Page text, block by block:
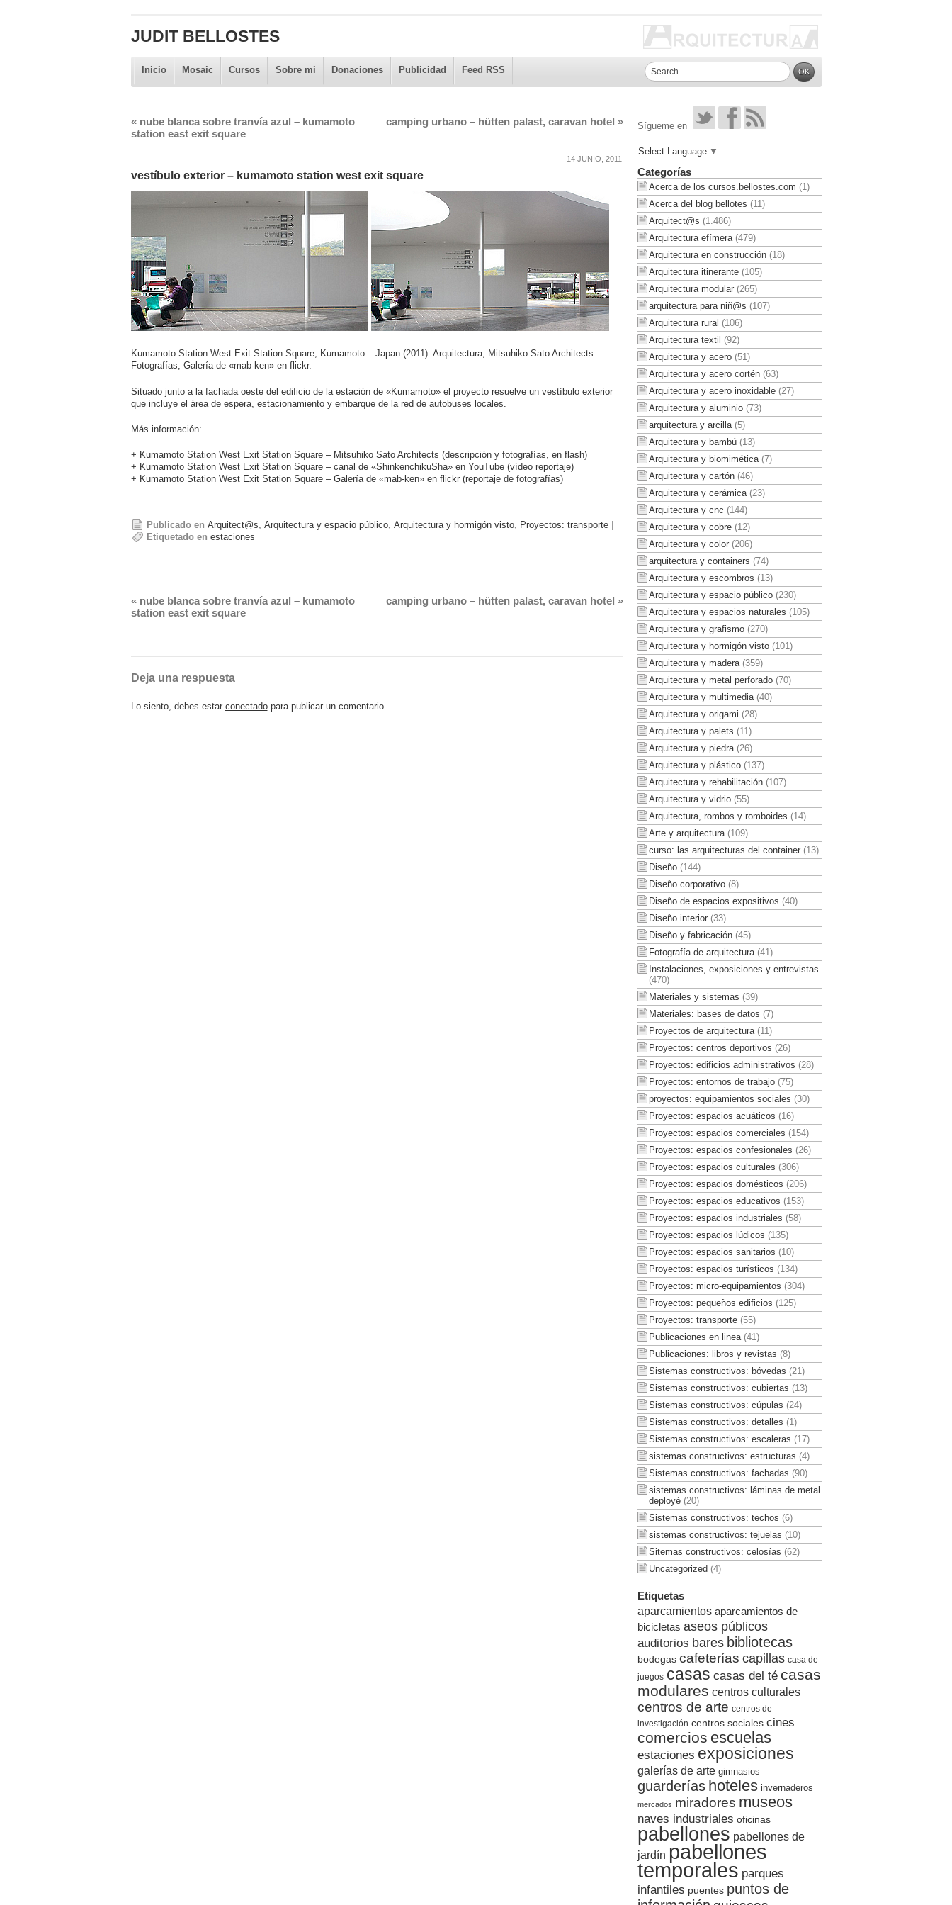
JUDIT BELLOSTES
Inicio Mosaic Cursos Sobre mi Donaciones Publicidad Feed RSS
«nube blanca sobre tranvía azul – kumamoto
station east exit square
camping urbano – hütten palast, caravan hotel »
14 JUNIO, 2011
vestíbulo exterior – kumamoto station west exit square
Kumamoto Station West Exit Station Square, Kumamoto – Japan (2011). Arquitectura, Mitsuhiko Sato Architects.
Fotografías, Galería de «mab-ken» en flickr.
Situado junto a la fachada oeste del edificio de la estación de «Kumamoto» el proyecto resuelve un vestíbulo exterior
que incluye el área de espera, estacionamiento y embarque de la red de autobuses locales.
Más información:
+ Kumamoto Station West Exit Station Square – Mitsuhiko Sato Architects (descripción y fotografías, en flash)
+ Kumamoto Station West Exit Station Square – canal de «ShinkenchikuSha» en YouTube(vídeo reportaje)
+ Kumamoto Station West Exit Station Square – Galería de «mab-ken» en flickr(reportaje de fotografías)
Publicado en Arquitect@s, Arquitectura y espacio público, Arquitectura y hormigón visto, Proyectos: transporte
Etiquetado en estaciones
«nube blanca sobre tranvía azul – kumamoto
station east exit square
camping urbano – hütten palast, caravan hotel »
Deja una respuesta
Lo siento, debes estar conectadopara publicar un comentario.
Sígueme en
Select Language ▼
Categorías
Acerca de los cursos.bellostes.com (1)
Acerca del blog bellotes (11)
Arquitect@s (1.486)
Arquitectura efímera(479)
Arquitectura en construcción(18)
Arquitectura itinerante(105)
Arquitectura modular(265)
arquitectura para niñ@s (107)
Arquitectura rural (106)
Arquitectura textil (92)
Arquitectura y acero(51)
Arquitectura y acero cortén(63)
Arquitectura y acero inoxidable(27)
Arquitectura y aluminio(73)
arquitectura y arcilla(5)
Arquitectura y bambú(13)
Arquitectura y biomimética(7)
Arquitectura y cartón(46)
Arquitectura y cerámica(23)
Arquitectura y cnc (144)
Arquitectura y cobre(12)
Arquitectura y color(206)
arquitectura y containers (74)
Arquitectura y escombros (13)
Arquitectura y espacio público(230)
Arquitectura y espacios naturales (105)
Arquitectura y grafismo(270)
Arquitectura y hormigón visto(101)
Arquitectura y madera(359)
Arquitectura y metal perforado(70)
Arquitectura y multimedia(40)
Arquitectura y origami (28)
Arquitectura y palets (11)
Arquitectura y piedra(26)
Arquitectura y plástico(137)
Arquitectura y rehabilitación(107)
Arquitectura y vidrio(55)
Arquitectura, rombos y romboides (14)
Arte y arquitectura(109)
curso: las arquitecturas del container(13)
Diseño(144)
Diseño corporativo(8)
Diseño de espacios expositivos (40)
Diseño interior(33)
Diseño y fabricación(45)
Fotografía de arquitectura(41)
Instalaciones, exposiciones y entrevistas
(470)
Materiales y sistemas (39)
Materiales: bases de datos (7)
Proyectos de arquitectura(11)
Proyectos: centros deportivos (26)
Proyectos: edificios administrativos (28)
Proyectos: entornos de trabajo(75)
proyectos: equipamientos sociales (30)
Proyectos: espacios acuáticos (16)
Proyectos: espacios comerciales (154)
Proyectos: espacios confesionales (26)
Proyectos: espacios culturales (306)
Proyectos: espacios domésticos (206)
Proyectos: espacios educativos (153)
Proyectos: espacios industriales (58)
Proyectos: espacios lúdicos (135)
Proyectos: espacios sanitarios (10)
Proyectos: espacios turísticos (134)
Proyectos: micro-equipamientos (304)
Proyectos: pequeños edificios (125)
Proyectos: transporte(55)
Publicaciones en linea(41)
Publicaciones: libros y revistas (8)
Sistemas constructivos: bóvedas (21)
Sistemas constructivos: cubiertas (13)
Sistemas constructivos: cúpulas (24)
Sistemas constructivos: detalles (1)
Sistemas constructivos: escaleras (17)
sistemas constructivos: estructuras (4)
Sistemas constructivos: fachadas (90)
sistemas constructivos: láminas de metal
deployé(20)
Sistemas constructivos: techos (6)
sistemas constructivos: tejuelas (10)
Sitemas constructivos: celosías (62)
Uncategorized (4)
Etiquetas
aparcamientos aparcamientos de
bicicletas aseos públicos
auditorios bares bibliotecas
bodegas cafeterías capillas casa de
juegos casas casas del té casas
modulares centros culturales
centros de arte centros de
investigación centros sociales cines
comercios escuelas
estaciones exposiciones
galerías de arte gimnasios
guarderías hoteles invernaderos
mercados miradores museos
naves industriales oficinas
pabellones pabellones de
jardín pabellones
temporales parques
infantiles puentes puntos de